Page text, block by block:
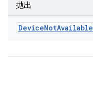
抛出
DeviceNotAvailable